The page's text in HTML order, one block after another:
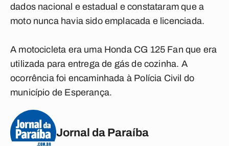
dados nacional e estadual e constataram que a
moto nunca havia sido emplacada e licenciada.
A motocicleta era uma Honda CG 125 Fan que era
utilizada para entrega de gás de cozinha. A
ocorrência foi encaminhada à Polícia Civil do
município de Esperança.
Jornal da Paraíba